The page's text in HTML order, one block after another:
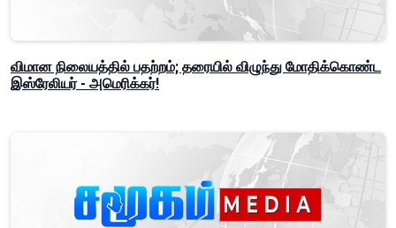
விமான நிலையத்தில் பதற்றம்; தரையில் விழுந்து மோதிக்கொண்ட
இஸ்ரேலியர் - அமெரிக்கர்!